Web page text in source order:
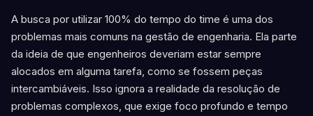
A busca por utilizar 100% do tempo do time é uma dos
problemas mais comuns na gestão de engenharia. Ela parte
da ideia de que engenheiros deveriam estar sempre
alocados em alguma tarefa, como se fossem peças
intercambiáveis. Isso ignora a realidade da resolução de
problemas complexos, que exige foco profundo e tempo